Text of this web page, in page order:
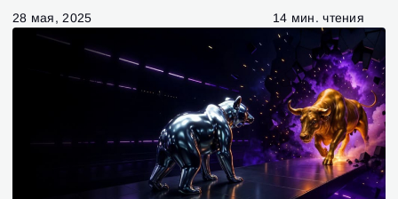
28 мая, 2025 14 мин. чтения